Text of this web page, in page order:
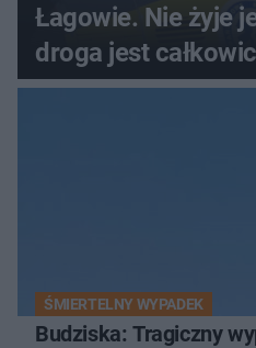
Łagowie. Nie żyje
droga jest
ŚMIERTELNY WYPADEK
Budziska: Tragiczny